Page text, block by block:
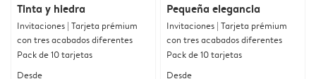
Tinta y hiedra
Invitaciones | Tarjeta prémium
con tres acabados diferentes
Pack de 10 tarjetas
Desde
Pequeña elegancia
Invitaciones | Tarjeta prémium
con tres acabados diferentes
Pack de 10 tarjetas
Desde